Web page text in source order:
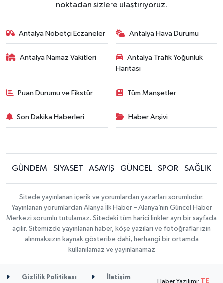
noktadan sizlere ulaştırıyoruz.
Antalya Nöbetçi Eczaneler Antalya Hava Durumu
Antalya Namaz Vakitleri
Antalya Trafik Yoğunluk
Haritası
Puan Durumu ve Fikstür Tüm Manşetler
Son Dakika Haberleri Haber Arşivi
GÜNDEM SİYASET ASAYİŞ GÜNCEL SPOR SAĞLIK
Sitede yayınlanan içerik ve yorumlardan yazarları sorumludur.
Yayınlanan yorumlardan Alanya İlk Haber – Alanya’nın Güncel Haber
Merkezi sorumlu tutulamaz. Sitedeki tüm harici linkler ayrı bir sayfada
açılır. Sitemizde yayınlanan haber, köşe yazıları ve fotoğraflar izin
alınmaksızın kaynak gösterilse dahi, herhangi bir ortamda
kullanılamaz ve yayınlanamaz
Gizlilik Politikası İletişim
Haber Yazılımı: TE